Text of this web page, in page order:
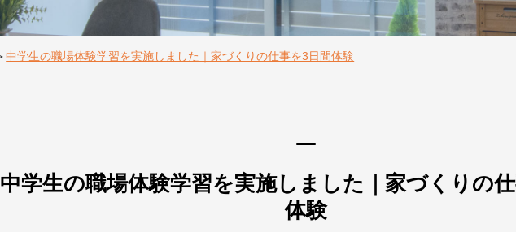
中学生の職場体験学習を実施しました｜家づくりの仕事を3日間体験
中学生の職場体験学習を実施しました｜家づくりの
体験